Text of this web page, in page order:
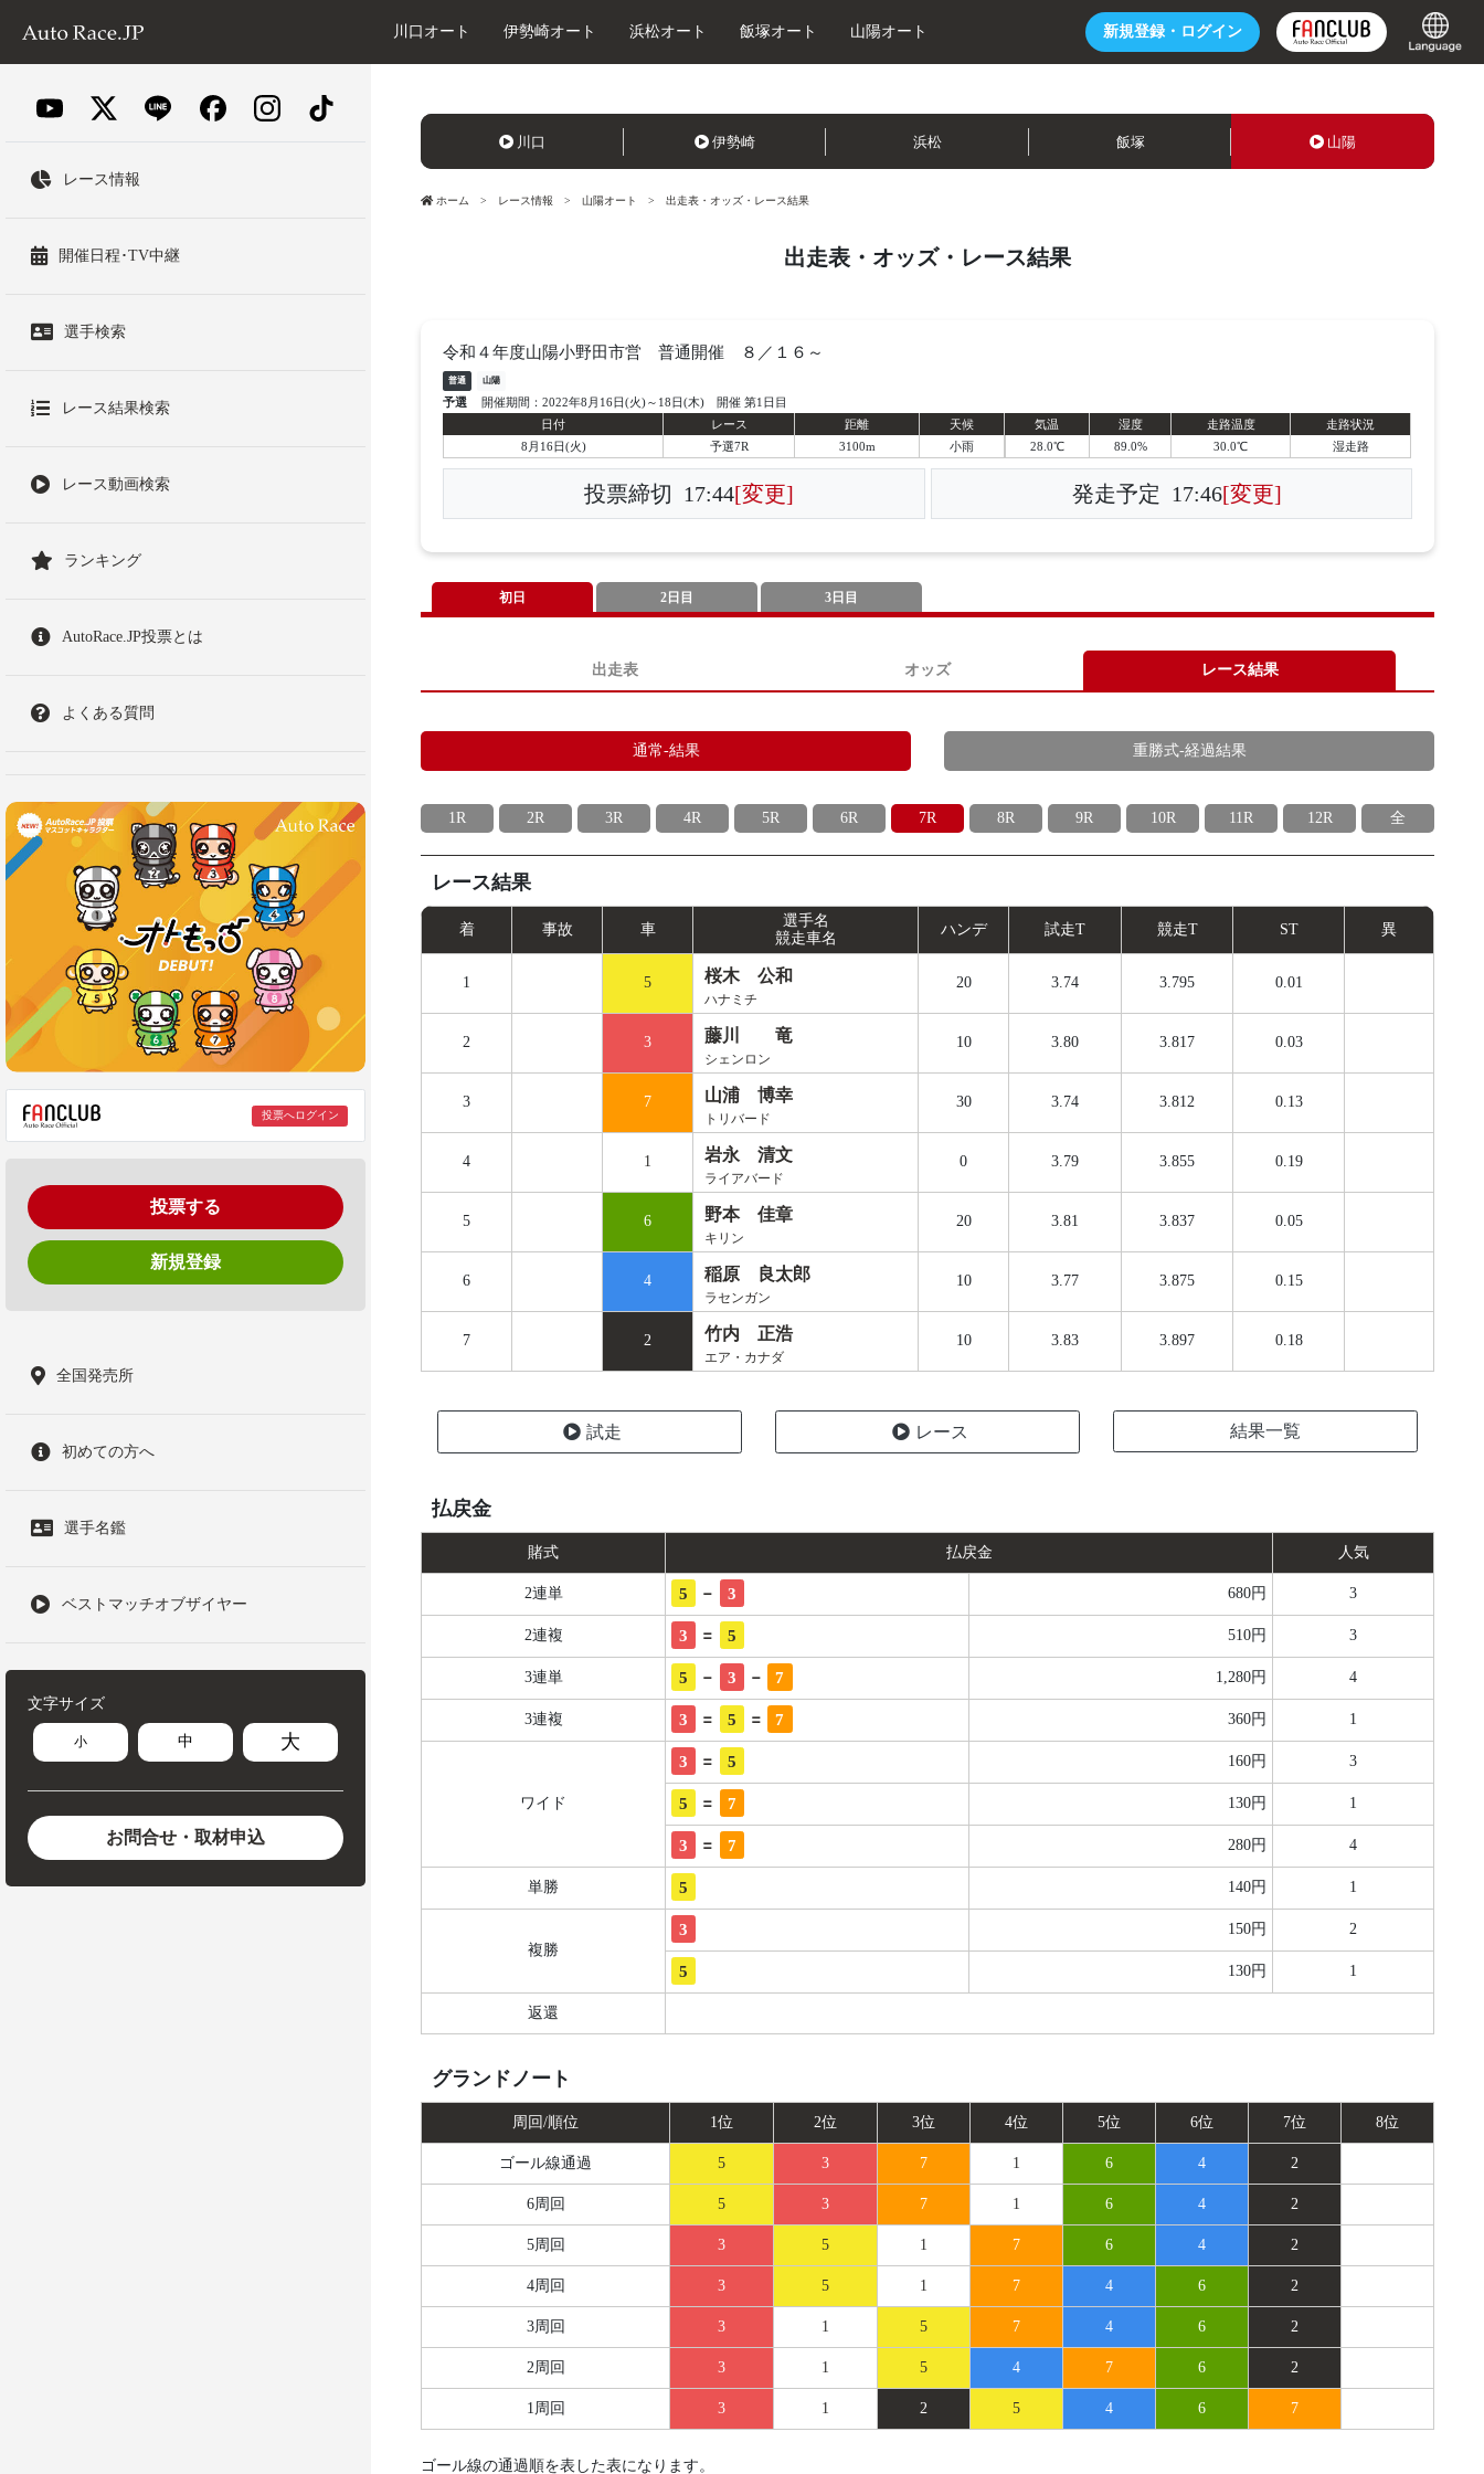
新規登録・ ログイン
川口オート 伊勢崎オート 浜松オート 飯塚オート 山陽オート
レース情報
開催日程･TV中継
選手検索
レース結果検索
レース動画検索
ランキング
AutoRace.JP投票とは
よくある質問
投票へログイン
投票する
新規登録
全国発売所
初めての方へ
選手名鑑
ベストマッチオブザイヤー
文字サイズ
小 中 大
お問合せ・取材申込
川口 伊勢崎 浜松 飯塚 山陽
ホーム レース情報 山陽オート 出走表・オッズ・レース結果
出走表・オッズ・レース結果
令和４年度山陽小野田市営 普通開催 ８／１６～
普通 山陽
予選
開催期間：2022年8月16日(火)～18日(木) 開催 第1日目
日付
レース 距離
天候
8月16日(火)
予選7R 3100m 小雨
気温 湿度 走路温度
走路状況
28.0℃
89.0% 30.0℃ 湿走路
投票締切 17:44[変更] 発走予定 17:46[変更]
初日 2日目 3日目
出走表 オッズ レース結果
通常-結果 重勝式-経過結果
1R 2R 3R 4R 5R 6R 7R 8R 9R 10R 11R 12R 全
レース結果
着 事故 車
選手名
競走車名
ハンデ 試走T 競走T ST 異
1 5 桜木 公和
ハナミチ
20 3.74 3.795 0.01
2 3 藤川 竜
シェンロン
10 3.80 3.817 0.03
3 7 山浦 博幸
トリバード
30 3.74 3.812 0.13
4 1 岩永 清文
ライアバード
0 3.79 3.855 0.19
5 6 野本 佳章
キリン
20 3.81 3.837 0.05
6 4 稲原 良太郎
ラセンガン
10 3.77 3.875 0.15
7 2 竹内 正浩
エア・カナダ
10 3.83 3.897 0.18
試走 レース 結果一覧
払戻金
賭式 払戻金 人気
2連単 5 - 3 680円 3
2連複 3 = 5 510円 3
3連単 5 - 3 - 7 1,280円 4
3連複 3 = 5 = 7 360円 1
ワイド
3 = 5 160円 3
5 = 7 130円 1
3 = 7 280円 4
単勝 5 140円 1
複勝
3 150円 2
5 130円 1
返還
グランドノート
周回/順位 1位 2位 3位 4位 5位 6位 7位 8位
ゴール線通過 5 3 7 1 6 4 2
6周回 5 3 7 1 6 4 2
5周回 3 5 1 7 6 4 2
4周回 3 5 1 7 4 6 2
3周回 3 1 5 7 4 6 2
2周回 3 1 5 4 7 6 2
1周回 3 1 2 5 4 6 7
ゴール線の通過順を表した表になります。